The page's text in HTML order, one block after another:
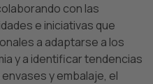
con las
e iniciativas que
a adaptarse a los
y a identificar tendencias
y embalaje, el